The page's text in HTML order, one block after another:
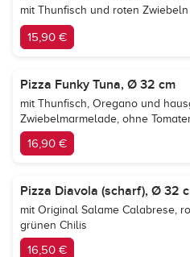
mit Thunfisch und roten Zwiebeln
15,90 €
Pizza Funky Tuna, Ø 32 cm
mit Thunfisch, Oregano und
Zwiebelmarmelade, ohne
16,90 €
Pizza Diavola (scharf), Ø 32
mit Original Salame Calabrese,
grünen Chilis
16,50 €